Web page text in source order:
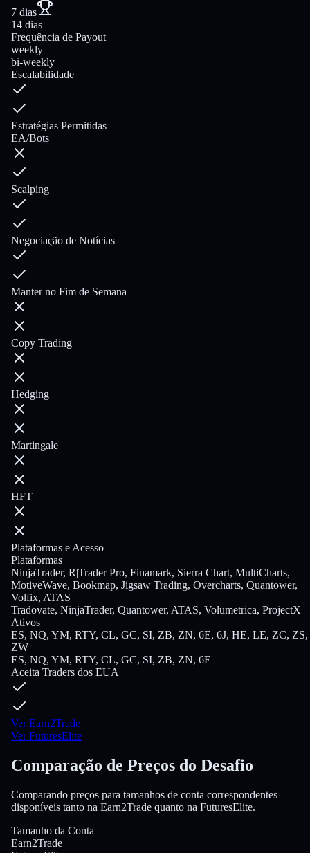
7 dias
14 dias
Frequência de Payout
weekly
bi-weekly
Escalabilidade
Estratégias Permitidas
EA/Bots
Scalping
Negociação de Notícias
Manter no Fim de Semana
Copy Trading
Hedging
Martingale
HFT
Plataformas e Acesso
Plataformas
NinjaTrader, R|Trader Pro, Finamark, Sierra Chart, MultiCharts,
MotiveWave, Bookmap, Jigsaw Trading, Overcharts, Quantower,
Volfix, ATAS
Tradovate, NinjaTrader, Quantower, ATAS, Volumetrica, ProjectX
Ativos
ES, NQ, YM, RTY, CL, GC, SI, ZB, ZN, 6E, 6J, HE, LE, ZC, ZS,
ZW
ES, NQ, YM, RTY, CL, GC, SI, ZB, ZN, 6E
Aceita Traders dos EUA
Ver Earn2Trade
Ver FuturesElite
Comparação de Preços do Desafio
Comparando preços para tamanhos de conta correspondentes
disponíveis tanto na Earn2Trade quanto na FuturesElite.
Tamanho da Conta
Earn2Trade